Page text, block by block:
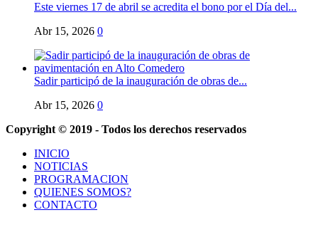
Este viernes 17 de abril se acredita el bono por el Día del...
Abr 15, 2026 0
Sadir participó de la inauguración de obras de...
Abr 15, 2026 0
Copyright © 2019 - Todos los derechos reservados
INICIO
NOTICIAS
PROGRAMACION
QUIENES SOMOS?
CONTACTO